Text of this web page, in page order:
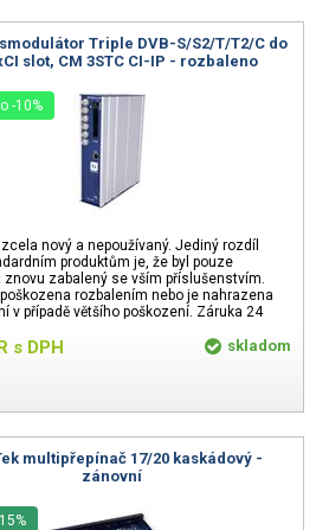
Triple DVB-S/S2/T/T2/C do
slot, CM 3STC CI-IP - rozbaleno
nový a nepoužívaný. Jediný rozdíl
produktům je, že byl pouze
znovu zabalený se vším příslušenstvím.
rozbalením nebo je nahrazena
v případě většího poškození. Záruka 24
s DPH
-10%
skladom
multipřepínač 17/20 kaskádový -
zánovní